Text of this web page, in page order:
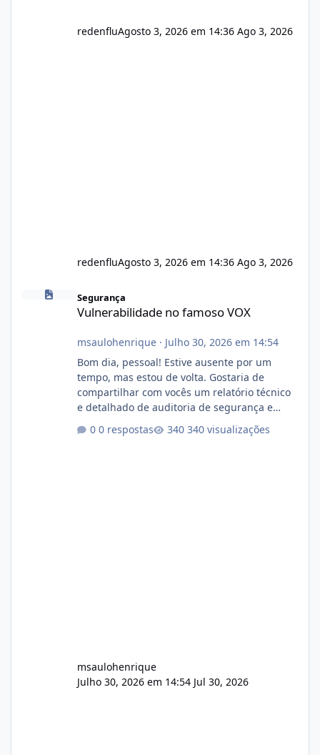
redenfluAgosto 3, 2026 em 14:36 Ago 3, 2026
redenfluAgosto 3, 2026 em 14:36 Ago 3, 2026
Segurança
Vulnerabilidade no famoso VOX
msaulohenrique· Julho 30, 2026 em 14:54
Bom dia, pessoal! Estive ausente por um
tempo, mas estou de volta. Gostaria de
compartilhar com vocês um relatório técnico
e detalhado de auditoria de segurança e
atualmente em circulação e comercialização
0 respostas 340 visualizações
msaulohenrique
Julho 30, 2026 em 14:54 Jul 30, 2026